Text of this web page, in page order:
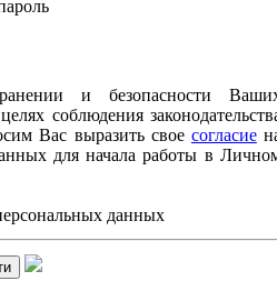
и безопасности
соблюдения
Вас выразить свое согласие
для начала работы в
данных